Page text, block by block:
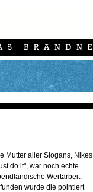
Mutter aller Slogans, Nikes
do it", war noch echte
Wertarbeit.
wurde die pointiert